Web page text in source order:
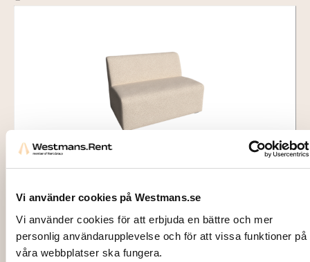
Vi använder cookies på Westmans.se
Vi använder cookies för att erbjuda en bättre och mer
personlig användarupplevelse och för att vissa funktioner på
våra webbplatser ska fungera.
SOFFA, Deauville tvåsits, beige
1682,00kr